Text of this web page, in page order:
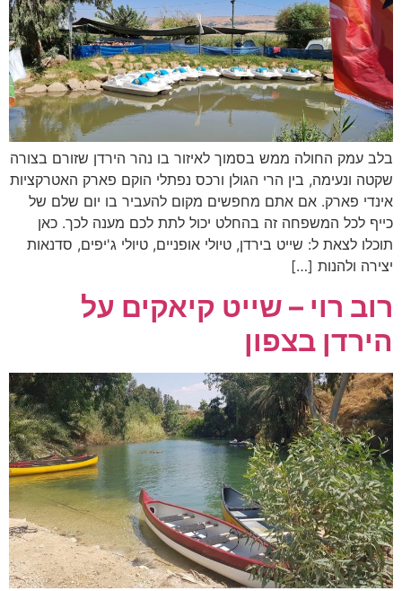
בלב עמק החולה ממש בסמוך לאיזור בו נהר הירדן שזורם בצורה
שקטה ונעימה, בין הרי הגולן ורכס נפתלי הוקם פארק האטרקציות
אינדי פארק. אם אתם מחפשים מקום להעביר בו יום שלם של
כייף לכל המשפחה זה בהחלט יכול לתת לכם מענה לכך. כאן
תוכלו לצאת ל: שייט בירדן, טיולי אופניים, טיולי ג'יפים, סדנאות
יצירה ולהנות […]
רוב רוי – שייט קיאקים על
הירדן בצפון